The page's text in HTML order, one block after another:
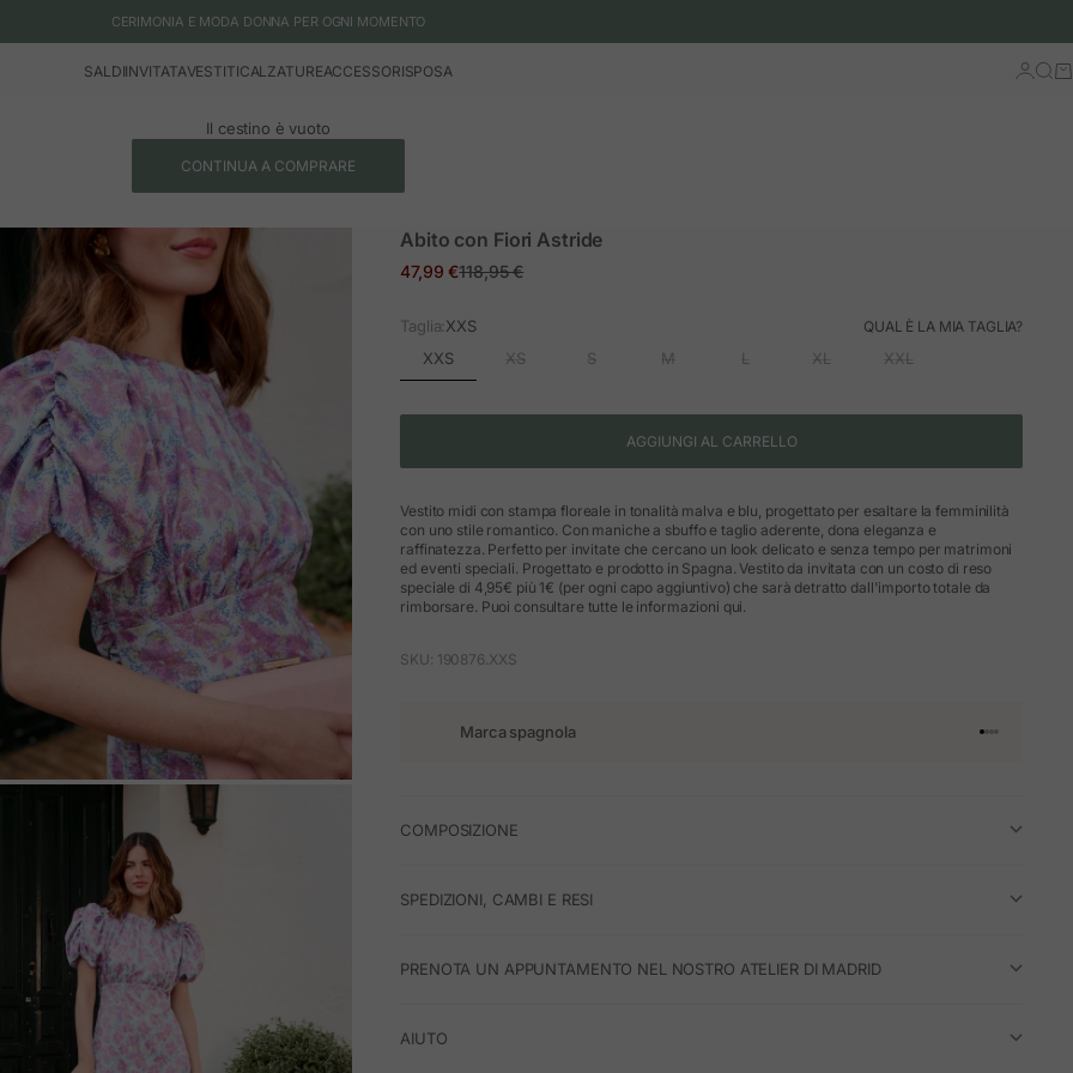
CERIMONIA E MODA DONNA PER OGNI MOMENTO
SALDIINVITATAVESTITICALZATUREACCESSORISPOSA Accedi
Il cestino è vuoto
CONTINUA A COMPRARE
Abito con Fiori Astride
Prezzo in offerta
47,99 €Prezzo normale
118,95 €
Taglia:XXS QUAL È LA MIA TAGLIA?
XXS XS S M L XL XXL
AGGIUNGI AL CARRELLO
Vestito midi con stampa floreale in tonalità malva e blu, progettato per esaltare la femminilità
con uno stile romantico. Con maniche a sbuffo e taglio aderente, dona eleganza e
raffinatezza. Perfetto per invitate che cercano un look delicato e senza tempo per matrimoni
ed eventi speciali. Progettato e prodotto in Spagna. Vestito da invitata con un costo di reso
speciale di 4,95€ più 1€ (per ogni capo aggiuntivo) che sarà detratto dall'importo totale da
rimborsare. Puoi consultare tutte le informazioni qui.
SKU: 190876.XXS
Marca spagnola Vai
Vai
Vai
Vai
COMPOSIZIONE
SPEDIZIONI, CAMBI E RESI
PRENOTA UN APPUNTAMENTO NEL NOSTRO ATELIER DI MADRID
AIUTO